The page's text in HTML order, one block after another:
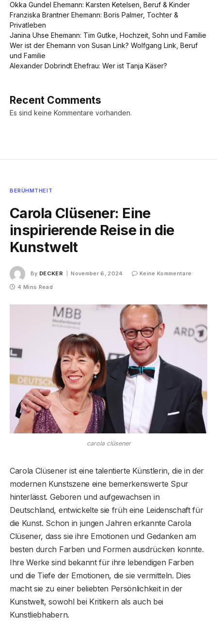
Okka Gundel Ehemann: Karsten Ketelsen, Beruf & Kinder
Franziska Brantner Ehemann: Boris Palmer, Tochter &
Privatleben
Janina Uhse Ehemann: Tim Gutke, Hochzeit, Sohn und Familie
Wer ist der Ehemann von Susan Link? Wolfgang Link, Beruf
und Familie
Alexander Dobrindt Ehefrau: Wer ist Tanja Käser?
Recent Comments
Es sind keine Kommentare vorhanden.
BERÜHMTHEIT
Carola Clüsener: Eine
inspirierende Reise in die
Kunstwelt
By DECKER November 6, 2024
Keine Kommentare
4 Mins Read
carola clüsener
Carola Clüsener ist eine talentierte Künstlerin, die in der
modernen Kunstszene eine bemerkenswerte Spur
hinterlässt. Geboren und aufgewachsen in
Deutschland, entwickelte sie früh eine Leidenschaft für
die Kunst. Schon in jungen Jahren erkannte Carola
Clüsener, dass sie ihre Emotionen und Gedanken am
besten durch Farben und Formen ausdrücken konnte.
Ihre Werke sind bekannt für ihre lebendigen Farben
und die Tiefe der Emotionen, die sie vermitteln. Dies
macht sie zu einer beliebten Persönlichkeit in der
Kunstwelt, sowohl bei Kritikern als auch bei
Kunstliebhabern.